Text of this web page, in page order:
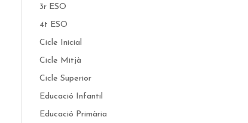
3r ESO
4t ESO
Cicle Inicial
Cicle Mitjà
Cicle Superior
Educació Infantil
Educació Primària